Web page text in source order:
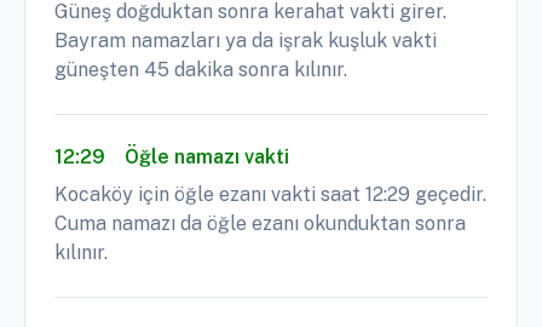
Güneş doğduktan sonra kerahat vakti girer.
Bayram namazları ya da işrak kuşluk vakti
güneşten 45 dakika sonra kılınır.
12:29
Öğle namazı vakti
Kocaköy için öğle ezanı vakti saat 12:29 geçedir.
Cuma namazı da öğle ezanı okunduktan sonra
kılınır.